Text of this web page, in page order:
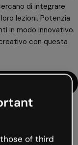
di integrare
lezioni. Potenzia
in modo innovativo.
con questa
of third